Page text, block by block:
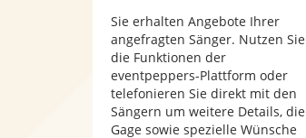
Sie erhalten Angebote Ihrer
angefragten Sänger. Nutzen Sie
die Funktionen der
eventpeppers-Plattform oder
telefonieren Sie direkt mit den
Sängern um weitere Details, die
Gage sowie spezielle Wünsche